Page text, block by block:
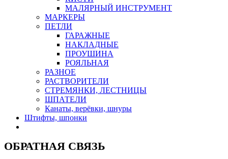
МАЛЯРНЫЙ ИНСТРУМЕНТ
МАРКЕРЫ
ПЕТЛИ
ГАРАЖНЫЕ
НАКЛАДНЫЕ
ПРОУШИНА
РОЯЛЬНАЯ
РАЗНОЕ
РАСТВОРИТЕЛИ
СТРЕМЯНКИ, ЛЕСТНИЦЫ
ШПАТЕЛИ
Канаты, верёвки, шнуры
Штифты, шпонки
ОБРАТНАЯ СВЯЗЬ